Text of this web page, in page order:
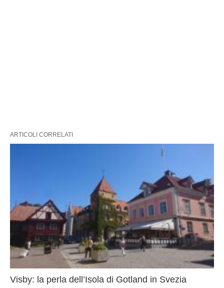
ARTICOLI CORRELATI
Visby: la perla dell’Isola di Gotland in Svezia